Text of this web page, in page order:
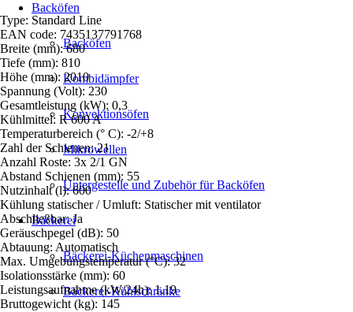
Backöfen
Backöfen
Kombidämpfer
Konvektionsöfen
Mikrowellen
Untergestelle und Zubehör für Backöfen
Bäckerei
Bäckerei-Küchenmaschinen
Bäckerei-Kühlschränke
Type: Standard Line
EAN code: 7435137791768
Breite (mm): 680
Tiefe (mm): 810
Höhe (mm): 2010
Spannung (Volt): 230
Gesamtleistung (kW): 0,3
Kühlmittel: R 600 A
Temperaturbereich (° C): -2/+8
Zahl der Schienen: 21
Anzahl Roste: 3x 2/1 GN
Abstand Schienen (mm): 55
Nutzinhalt (l): 600
Kühlung statischer / Umluft: Statischer mit ventilator
Abschließbar: Ja
Geräuschpegel (dB): 50
Abtauung: Automatisch
Max. Umgebungstemperatur (°C): 32
Isolationsstärke (mm): 60
Leistungsaufnahme (kW/24h): 1.19
Bruttogewicht (kg): 145